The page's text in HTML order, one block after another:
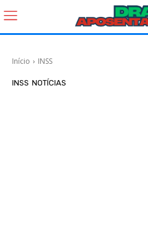
Início INSS
INSS NOTÍCIAS